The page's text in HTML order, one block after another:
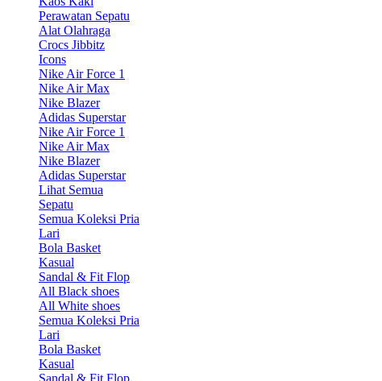
Perawatan Sepatu
Alat Olahraga
Crocs Jibbitz
Icons
Nike Air Force 1
Nike Air Max
Nike Blazer
Adidas Superstar
Nike Air Force 1
Nike Air Max
Nike Blazer
Adidas Superstar
Lihat Semua
Sepatu
Semua Koleksi Pria
Lari
Bola Basket
Kasual
Sandal & Fit Flop
All Black shoes
All White shoes
Semua Koleksi Pria
Lari
Bola Basket
Kasual
Sandal & Fit Flop